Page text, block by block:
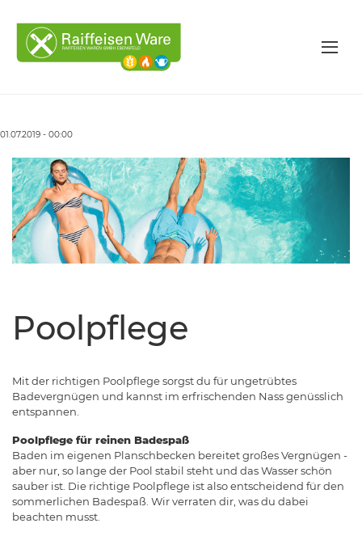
01.07.2019 - 00:00
Poolpflege
Mit der richtigen Poolpflege sorgst du für ungetrübtes
Badevergnügen und kannst im erfrischenden Nass genüsslich
entspannen.
Poolpflege für reinen Badespaß
Baden im eigenen Planschbecken bereitet großes Vergnügen -
aber nur, so lange der Pool stabil steht und das Wasser schön
sauber ist. Die richtige Poolpflege ist also entscheidend für den
sommerlichen Badespaß. Wir verraten dir, was du dabei
beachten musst.